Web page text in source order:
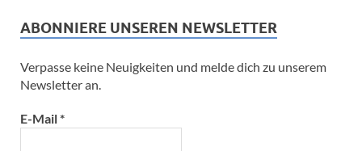
ABONNIERE UNSEREN NEWSLETTER
Verpasse keine Neuigkeiten und melde dich zu unserem
Newsletter an.
E-Mail*